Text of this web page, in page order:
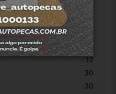
Peugeot
96460733680
Original
1
12
30
30